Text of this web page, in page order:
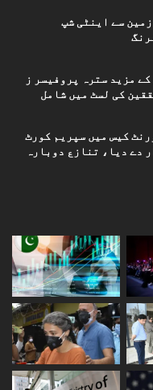
سے اینٹی شپ
مزید سترہ پروفیسر ز
کی لسٹ میں شامل
کیس میں سپریم کورٹ
دے دیا، تنازع دوبارہ